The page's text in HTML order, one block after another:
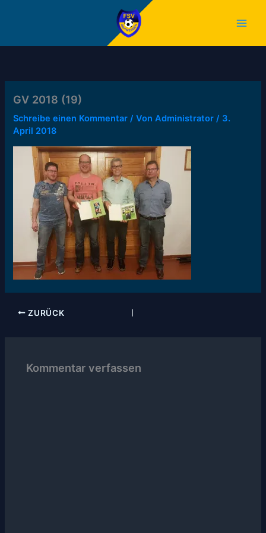
GV 2018 (19)
Schreibe einen Kommentar / VonAdministrator/ 3.
April 2018
ZURÜCK
Kommentar verfassen